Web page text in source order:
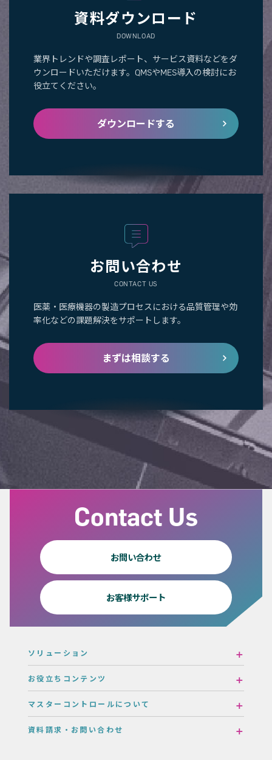
資料ダウンロード
DOWNLOAD
業界トレンドや調査レポート、サービス資料などをダ
ウンロードいただけます。QMSやMES導入の検討にお
役立てください。
ダウンロードする
お問い合わせ
CONTACT US
医薬・医療機器の製造プロセスにおける品質管理や効
率化などの課題解決をサポートします。
まずは相談する
Contact Us
お問い合わせ
お客様サポート
ソリューション
お役立ちコンテンツ
マスターコントロールについて
資料請求・お問い合わせ